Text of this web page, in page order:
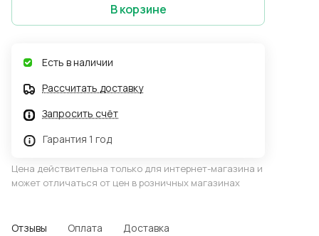
В корзине
Есть в наличии
Рассчитать доставку
Запросить счёт
Гарантия 1 год
Цена действительна только для интернет-магазина и
может отличаться от цен в розничных магазинах
Отзывы Оплата Доставка